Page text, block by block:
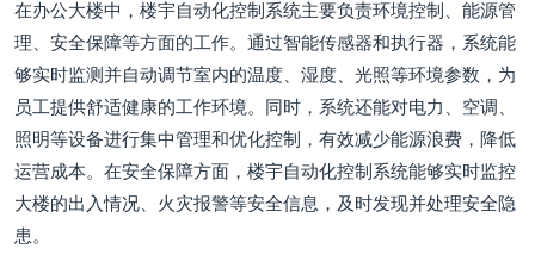
在办公大楼中，楼宇自动化控制系统主要负责环境控制、能源管
理、安全保障等方面的工作。通过智能传感器和执行器，系统能
够实时监测并自动调节室内的温度、湿度、光照等环境参数，为
员工提供舒适健康的工作环境。同时，系统还能对电力、空调、
照明等设备进行集中管理和优化控制，有效减少能源浪费，降低
运营成本。在安全保障方面，楼宇自动化控制系统能够实时监控
大楼的出入情况、火灾报警等安全信息，及时发现并处理安全隐
患。